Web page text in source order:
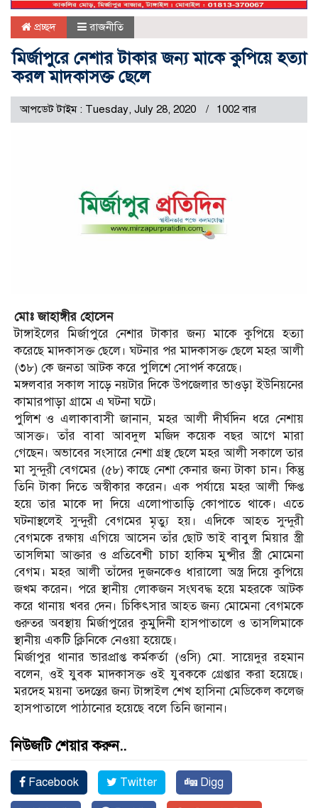
প্রচ্ছদ রাজনীতি
মির্জাপুরে নেশার টাকার জন্য মাকে কুপিয়ে হত্যা
করল মাদকাসক্ত ছেলে
আপডেট টাইম : Tuesday, July 28, 2020 1002 বার
মোঃ জাহাঙ্গীর হোসেন
টাঙ্গাইলের মির্জাপুরে নেশার টাকার জন্য মাকে কুপিয়ে হত্যা
করেছে মাদকাসক্ত ছেলে। ঘটনার পর মাদকাসক্ত ছেলে মহর আলী
(৩৮) কে জনতা আটক করে পুলিশে সোপর্দ করেছে।
মঙ্গলবার সকাল সাড়ে নয়টার দিকে উপজেলার ভাওড়া ইউনিয়নের
কামারপাড়া গ্রামে এ ঘটনা ঘটে।
পুলিশ ও এলাকাবাসী জানান, মহর আলী দীর্ঘদিন ধরে নেশায়
আসক্ত। তাঁর বাবা আবদুল মজিদ কয়েক বছর আগে মারা
গেছেন। অভাবের সংসারে নেশা গ্রস্থ ছেলে মহর আলী সকালে তার
মা সুন্দুরী বেগমের (৫৮) কাছে নেশা কেনার জন্য টাকা চান। কিন্তু
তিনি টাকা দিতে অস্বীকার করেন। এক পর্যায়ে মহর আলী ক্ষিপ্ত
হয়ে তার মাকে দা দিয়ে এলোপাতাড়ি কোপাতে থাকে। এতে
ঘটনাস্থলেই সুন্দুরী বেগমের মৃত্যু হয়। এদিকে আহত সুন্দুরী
বেগমকে রক্ষায় এগিয়ে আসেন তাঁর ছোট ভাই বাবুল মিয়ার স্ত্রী
তাসলিমা আক্তার ও প্রতিবেশী চাচা হাকিম মুন্সীর স্ত্রী মোমেনা
বেগম। মহর আলী তাঁদের দুজনকেও ধারালো অস্ত্র দিয়ে কুপিয়ে
জখম করেন। পরে স্থানীয় লোকজন সংঘবদ্ধ হয়ে মহরকে আটক
করে থানায় খবর দেন। চিকিৎসার আহত জন্য মোমেনা বেগমকে
গুরুতর অবস্থায় মির্জাপুরের কুমুদিনী হাসপাতালে ও তাসলিমাকে
স্থানীয় একটি ক্লিনিকে নেওয়া হয়েছে।
মির্জাপুর থানার ভারপ্রাপ্ত কর্মকর্তা (ওসি) মো. সায়েদুর রহমান
বলেন, ওই যুবক মাদকাসক্ত ওই যুবককে গ্রেপ্তার করা হয়েছে।
মরদেহ ময়না তদন্তের জন্য টাঙ্গাইল শেখ হাসিনা মেডিকেল কলেজ
হাসপাতালে পাঠানোর হয়েছে বলে তিনি জানান।
নিউজটি শেয়ার করুন..
Facebook Twitter Digg